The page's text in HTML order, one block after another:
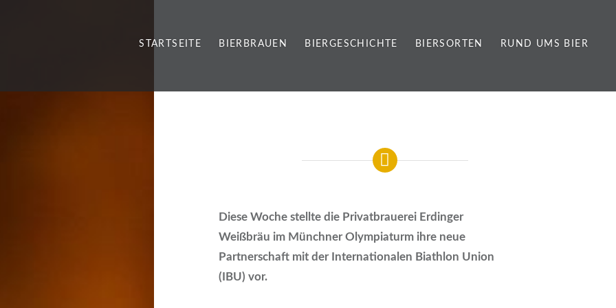
STARTSEITE BIERBRAUEN BIERGESCHICHTE BIERSORTEN RUND UMS BIER
Diese Woche stellte die Privatbrauerei Erdinger
Weißbräu im Münchner Olympiaturm ihre neue
Partnerschaft mit der Internationalen Biathlon Union
(IBU) vor.